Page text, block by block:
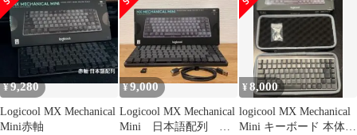
¥9,280
Logicool MX Mechanical
Mini赤軸
¥9,000
Logicool MX Mechanical
Mini 日本語配列 赤
¥8,000
logicool MX Mechanical
Mini キーボード 本体